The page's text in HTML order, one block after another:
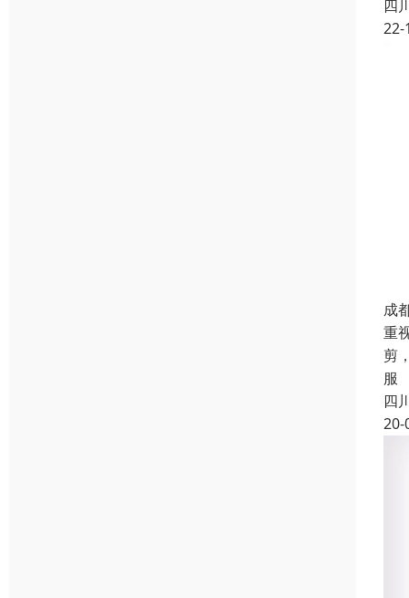
四
22-
成
重
剪
服
四
20-